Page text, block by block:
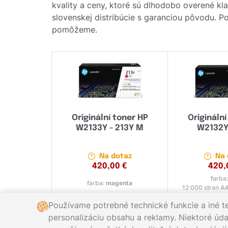
kvality a ceny, ktoré sú dlhodobo overené
slovenskej distribúcie s garanciou pôvodu.
pomôžeme.
Originální toner HP
W2133Y - 213Y M
Na dotaz
420,00 €
farba:magenta
Na
12 000 stran
Používame potrebné technické funkcie a iné
personalizáciu obsahu a reklamy. Niektoré